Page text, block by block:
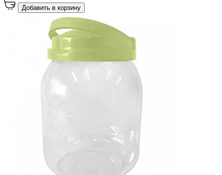
Добавить в корзину